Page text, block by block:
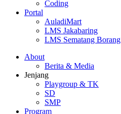
Coding
Portal
AuladiMart
LMS Jakabaring
LMS Sematang Borang
About
Berita & Media
Jenjang
Playgroup & TK
SD
SMP
Program